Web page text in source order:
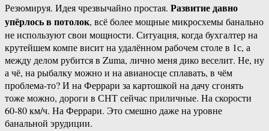
Резюмируя. Идея чрезвычайно простая. Развитие давно
упёрлось в потолок, всё более мощные микросхемы банально
не используют свои мощности. Ситуация, когда бухгалтер на
крутейшем компе висит на удалённом рабочем столе в 1с, а
между делом рубится в Zuma, лично меня дико веселит. Не, ну
а чё, на рыбалку можно и на авианосце сплавать, в чём
проблема-то? И на Феррари за картошкой на дачу сгонять
тоже можно, дороги в СНТ сейчас приличные. На скорости
60-80 км/ч. На Феррари. Это смешно даже на уровне
банальной эрудиции.